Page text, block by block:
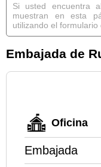
Si usted encuentra
muestran en esta
utilizando el formulario
Embajada de
Oficina
Embajada